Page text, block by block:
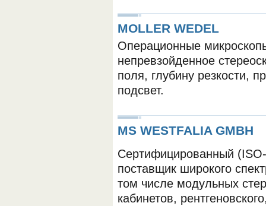
ОБОРУДОВАНИЯ МЕДКОМ
MOLLER WEDEL
Операционные
непревзойденное
поля, глубину резкости,
подсвет.
MS WESTFALIA GMBH
Cертифицированный
поставщик широкого
том числе модульных
кабинетов,